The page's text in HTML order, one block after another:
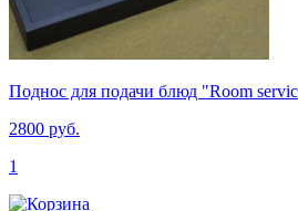
Поднос для подачи блюд "Room
2800 руб.
1